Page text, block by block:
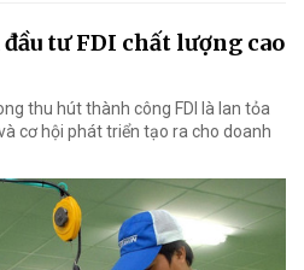
tư FDI chất lượng cao
thu hút thành công FDI là lan tỏa
cơ hội phát triển tạo ra cho doanh